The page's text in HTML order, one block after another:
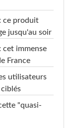
ce produit
jusqu'au soir
immense
France
utilisateurs
"quasi-